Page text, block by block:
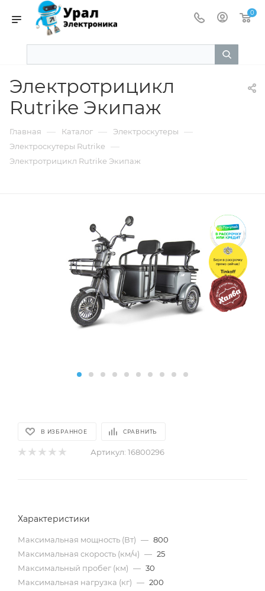
0
Электротрицикл
Rutrike Экипаж
Главная — Каталог — Электроскутеры —
Электроскутеры Rutrike —
Электротрицикл Rutrike Экипаж
В ИЗБРАННОЕ СРАВНИТЬ
Артикул: 16800296
Характеристики
Максимальная мощность (Вт) — 800
Максимальная скорость (км/ч) — 25
Максимальный пробег (км) — 30
Максимальная нагрузка (кг) — 200